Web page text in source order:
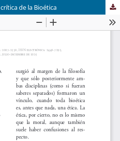
de la Bioética